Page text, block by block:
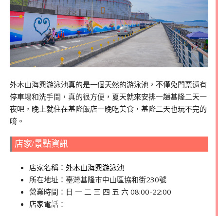
外木山海興游泳池真的是一個天然的游泳池，不僅免門票還有
停車場和洗手間，真的很方便，夏天就來安排一趟基隆二天一
夜吧，晚上就住在基隆飯店一晚吃美食，基隆二天也玩不完的
唷。
店家/景點資訊
店家名稱： 外木山海興游泳池
所在地址：臺灣基隆市中山區協和街230號
營業時間：日 一 二 三 四 五 六 08:00-22:00
店家電話：